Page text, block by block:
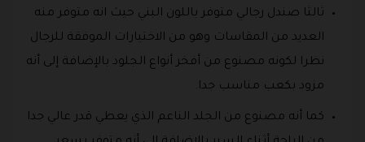
ثالثا صندل رجالي متوفر باللون البني حيث انه متوفر منه
العديد من المقاسات وهو من الاختيارات الموفقة للرجال
نظرا لكونه مصنوع من أفخر أنواع الجلود بالإضافة إلى أنه
مزود بكعب مناسب جدا.
كما أنه مصنوع من الجلد الناعم الذي يعطي قدر عالي جدا